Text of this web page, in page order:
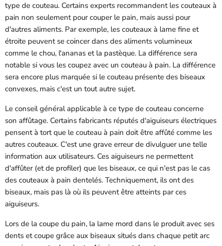
type de couteau. Certains experts recommandent les couteaux à
pain non seulement pour couper le pain, mais aussi pour
d'autres aliments. Par exemple, les couteaux à lame fine et
étroite peuvent se coincer dans des aliments volumineux
comme le chou, l'ananas et la pastèque. La différence sera
notable si vous les coupez avec un couteau à pain. La différence
sera encore plus marquée si le couteau présente des biseaux
convexes, mais c'est un tout autre sujet.
Le conseil général applicable à ce type de couteau concerne
son affûtage. Certains fabricants réputés d'aiguiseurs électriques
pensent à tort que le couteau à pain doit être affûté comme les
autres couteaux. C'est une grave erreur de divulguer une telle
information aux utilisateurs. Ces aiguiseurs ne permettent
d'affûter (et de profiler) que les biseaux, ce qui n'est pas le cas
des couteaux à pain dentelés. Techniquement, ils ont des
biseaux, mais pas là où ils peuvent être atteints par ces
aiguiseurs.
Lors de la coupe du pain, la lame mord dans le produit avec ses
dents et coupe grâce aux biseaux situés dans chaque petit arc